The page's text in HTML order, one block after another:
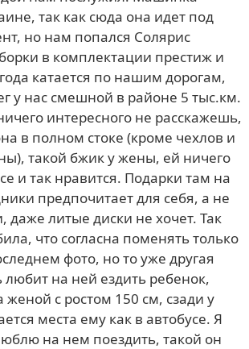
так как сюда она идет под
но нам попался Солярис
в комплектации престиж и
катается по нашим дорогам,
у нас смешной в районе 5 тыс.км.
интересного не расскажешь,
в полном стоке (кроме чехлов и
такой бжик у жены, ей ничего
и так нравится. Подарки там на
предпочитает для себя, а не
литые диски не хочет. Так
что согласна поменять только
фото, но то уже другая
на ней ездить ребенок,
женой с ростом 150 см, сзади у
места ему как в автобусе. Я
на нем поездить, такой он